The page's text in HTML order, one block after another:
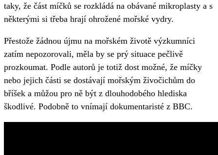
taky, že část míčků se rozkládá na obávané mikroplasty a s
některými si třeba hrají ohrožené mořské vydry.
Přestože žádnou újmu na mořském životě výzkumníci
zatím nepozorovali, měla by se prý situace pečlivě
prozkoumat. Podle autorů je totiž dost možné, že míčky
nebo jejich části se dostávají mořským živočichům do
bříšek a můžou pro ně být z dlouhodobého hlediska
škodlivé. Podobně to vnímají dokumentaristé z BBC.